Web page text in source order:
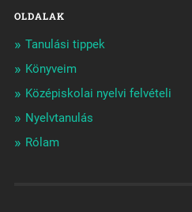
OLDALAK
Tanulási tippek
Könyveim
Középiskolai nyelvi felvételi
Nyelvtanulás
Rólam